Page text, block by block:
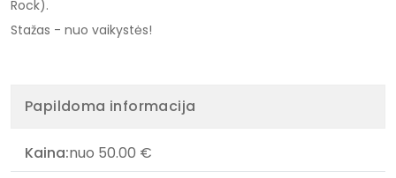
Rock).
Stažas - nuo vaikystės!
Papildoma informacija
Kaina:nuo 50.00 €